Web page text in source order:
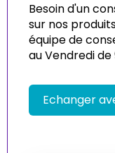
Besoin d'un
sur nos
équipe de
au Vendredi de
Echanger